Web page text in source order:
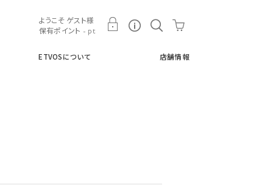
ETVOSについて 店舗情報
ようこそ ゲスト様
保有ポイント - pt